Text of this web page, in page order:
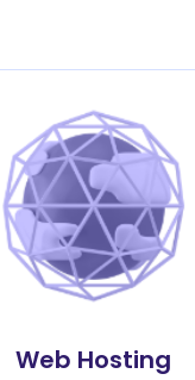
Web Hosting